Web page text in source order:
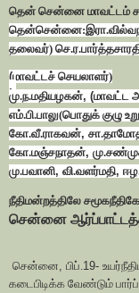
தென் சென்னை மாவட்டம்
தலைவர்)
(மாவட்டச் செயலாளர்)
,
மு.ந.மதியழகன், (மாவட்ட
எம்.பி.பாலு(பொதுக் குழு
கோ.வீ.ராகவன்,
கோ.மஞ்சநாதன்,
மு.பவானி, வி.வளர்மதி,
நீதிமன்றத்திலே
சென்னை
சென்னை பிப். 19-
கடைபிடிக்க வேண்டும்